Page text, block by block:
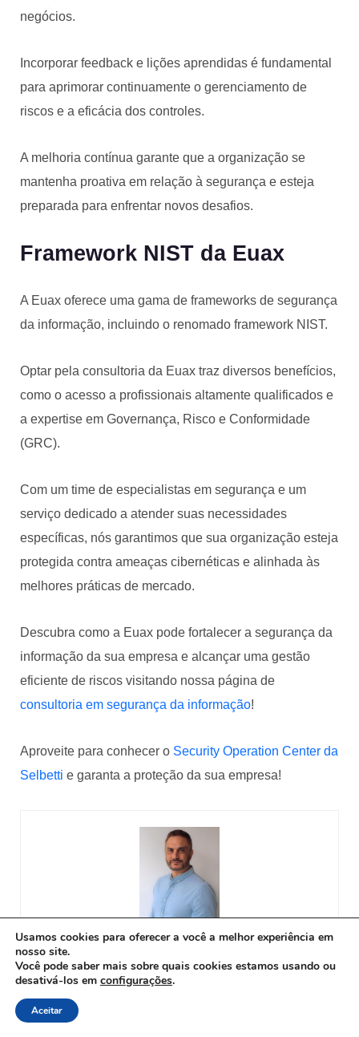
negócios.
Incorporar feedback e lições aprendidas é fundamental
para aprimorar continuamente o gerenciamento de
riscos e a eficácia dos controles.
A melhoria contínua garante que a organização se
mantenha proativa em relação à segurança e esteja
preparada para enfrentar novos desafios.
Framework NIST da Euax
A Euax oferece uma gama de frameworks de segurança
da informação, incluindo o renomado framework NIST.
Optar pela consultoria da Euax traz diversos benefícios,
como o acesso a profissionais altamente qualificados e
a expertise em Governança, Risco e Conformidade
(GRC).
Com um time de especialistas em segurança e um
serviço dedicado a atender suas necessidades
específicas, nós garantimos que sua organização esteja
protegida contra ameaças cibernéticas e alinhada às
melhores práticas de mercado.
Descubra como a Euax pode fortalecer a segurança da
informação da sua empresa e alcançar uma gestão
eficiente de riscos visitando nossa página de
consultoria em segurança da informação!
Aproveite para conhecer o Security Operation Center da
Selbetti e garanta a proteção da sua empresa!
Formado em economia pela FAAP e pós-graduado no ITA
em Ciência da Computação. Possui uma carreira
desenvolvida em empresas de serviços, instituições
Usamos cookies para oferecer a você a melhor experiência em
nosso site.
Você pode saber mais sobre quais cookies estamos usando ou
desativá-los em configurações.
Aceitar